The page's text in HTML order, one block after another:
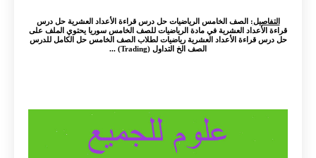
التفاصيل: الصف الخامس الرياضيات حل درس قراءة الأعداد العشرية حل درس
قراءة الأعداد العشرية في مادة الرياضيات للصف الخامس سوريا يحتوي الملف على
حل درس قراءة الأعداد العشرية رياضيات لطلاب الصف الخامس حل الكامل للدرس
الصف الخ التداول (Trading) ...